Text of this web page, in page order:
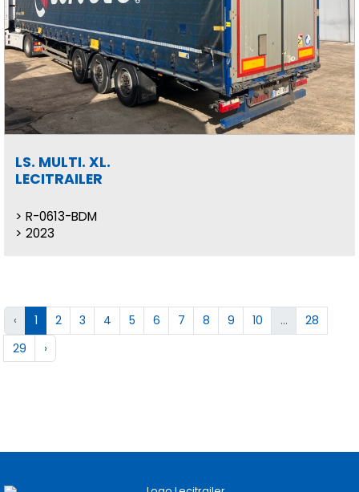
LS. MULTI. XL.
LECITRAILER
R-0613-BDM
2023
‹ 1 2 3 4 5 6 7 8 9 10 ...
28
29
›